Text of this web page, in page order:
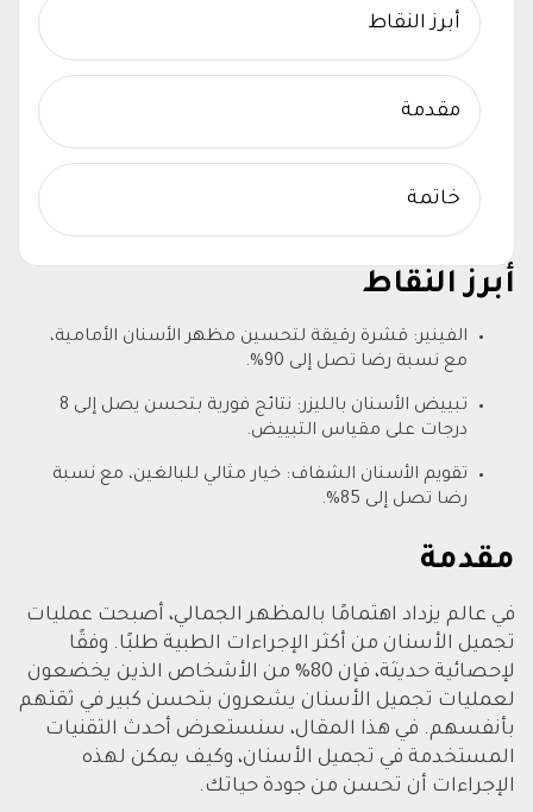
أبرز النقاط
الفينير: قشرة رقيقة لتحسين مظهر الأسنان الأمامية،
مع نسبة رضا تصل إلى 90%.
تبييض الأسنان بالليزر: نتائج فورية بتحسن يصل إلى 8
درجات على مقياس التبييض.
تقويم الأسنان الشفاف: خيار مثالي للبالغين، مع نسبة
رضا تصل إلى 85%.
مقدمة
في عالم يزداد اهتمامًا بالمظهر الجمالي، أصبحت عمليات
تجميل الأسنان من أكثر الإجراءات الطبية طلبًا. وفقًا
لإحصائية حديثة، فإن 80% من الأشخاص الذين يخضعون
لعمليات تجميل الأسنان يشعرون بتحسن كبير في ثقتهم
بأنفسهم. في هذا المقال، سنستعرض أحدث التقنيات
المستخدمة في تجميل الأسنان، وكيف يمكن لهذه
الإجراءات أن تحسن من جودة حياتك.
أبرز النقاط
مقدمة
خاتمة